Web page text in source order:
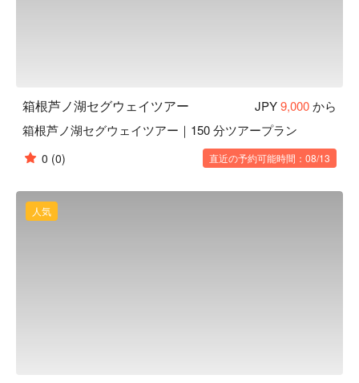
箱根芦ノ湖セグウェイツアー JPY9,000から
箱根芦ノ湖セグウェイツアー｜150 分ツアープラン
0 (0) 直近の予約可能時間：08/13
人気